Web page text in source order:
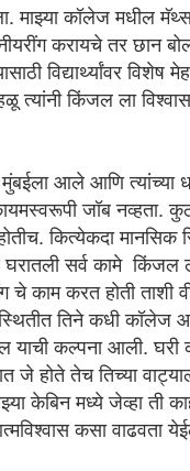
माझ्या कॉलेज मधील मॅथ्स
करायचे तर छान
विद्यार्थ्यांवर विशेष
किंजल ला
आले आणि त्यांच्या
जॉब नव्हता.
कित्येकदा मानसिक
सर्व कामे
चे काम करत होती ताशी
तिने कधी कॉलेज
कल्पना आली. घरी
जे होते तेच तिच्या
केबिन मध्ये जेव्हा ती
कसा वाढवता
दिवसातून ऑनलाईन शिकवणे सुरू
एक प्रयोग म्हणजे लाईट बोर्ड.
विसावला. गेल्या महिन्या दोन
साऱ्यांनाच भोगायला लागत
ऑटोमोबाईल च्या क्षेत्रात
प्रवास करून तो येथवर पोहचला
जे स्वप्न पाहिले होते ते
मधून दोन छोटीशी रोपटी आणली
एक नवीन रोपटे त्याच